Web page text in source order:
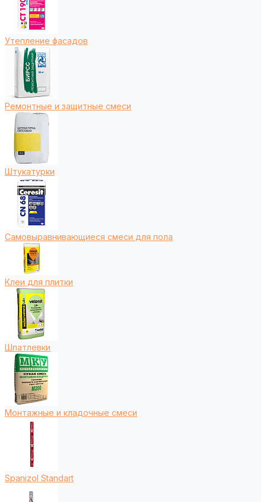
Утепление фасадов
Ремонтные и защитные смеси
Штукатурки
Самовыравнивающиеся смеси для пола
Клеи для плитки
Шпатлевки
Монтажные и кладочные смеси
Spanizol Standart